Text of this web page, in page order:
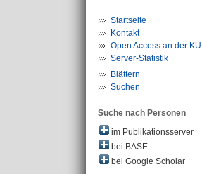
Startseite
Kontakt
Open Access an der KU
Server-Statistik
Blättern
Suchen
Suche nach Personen
im Publikationsserver
bei BASE
bei Google Scholar